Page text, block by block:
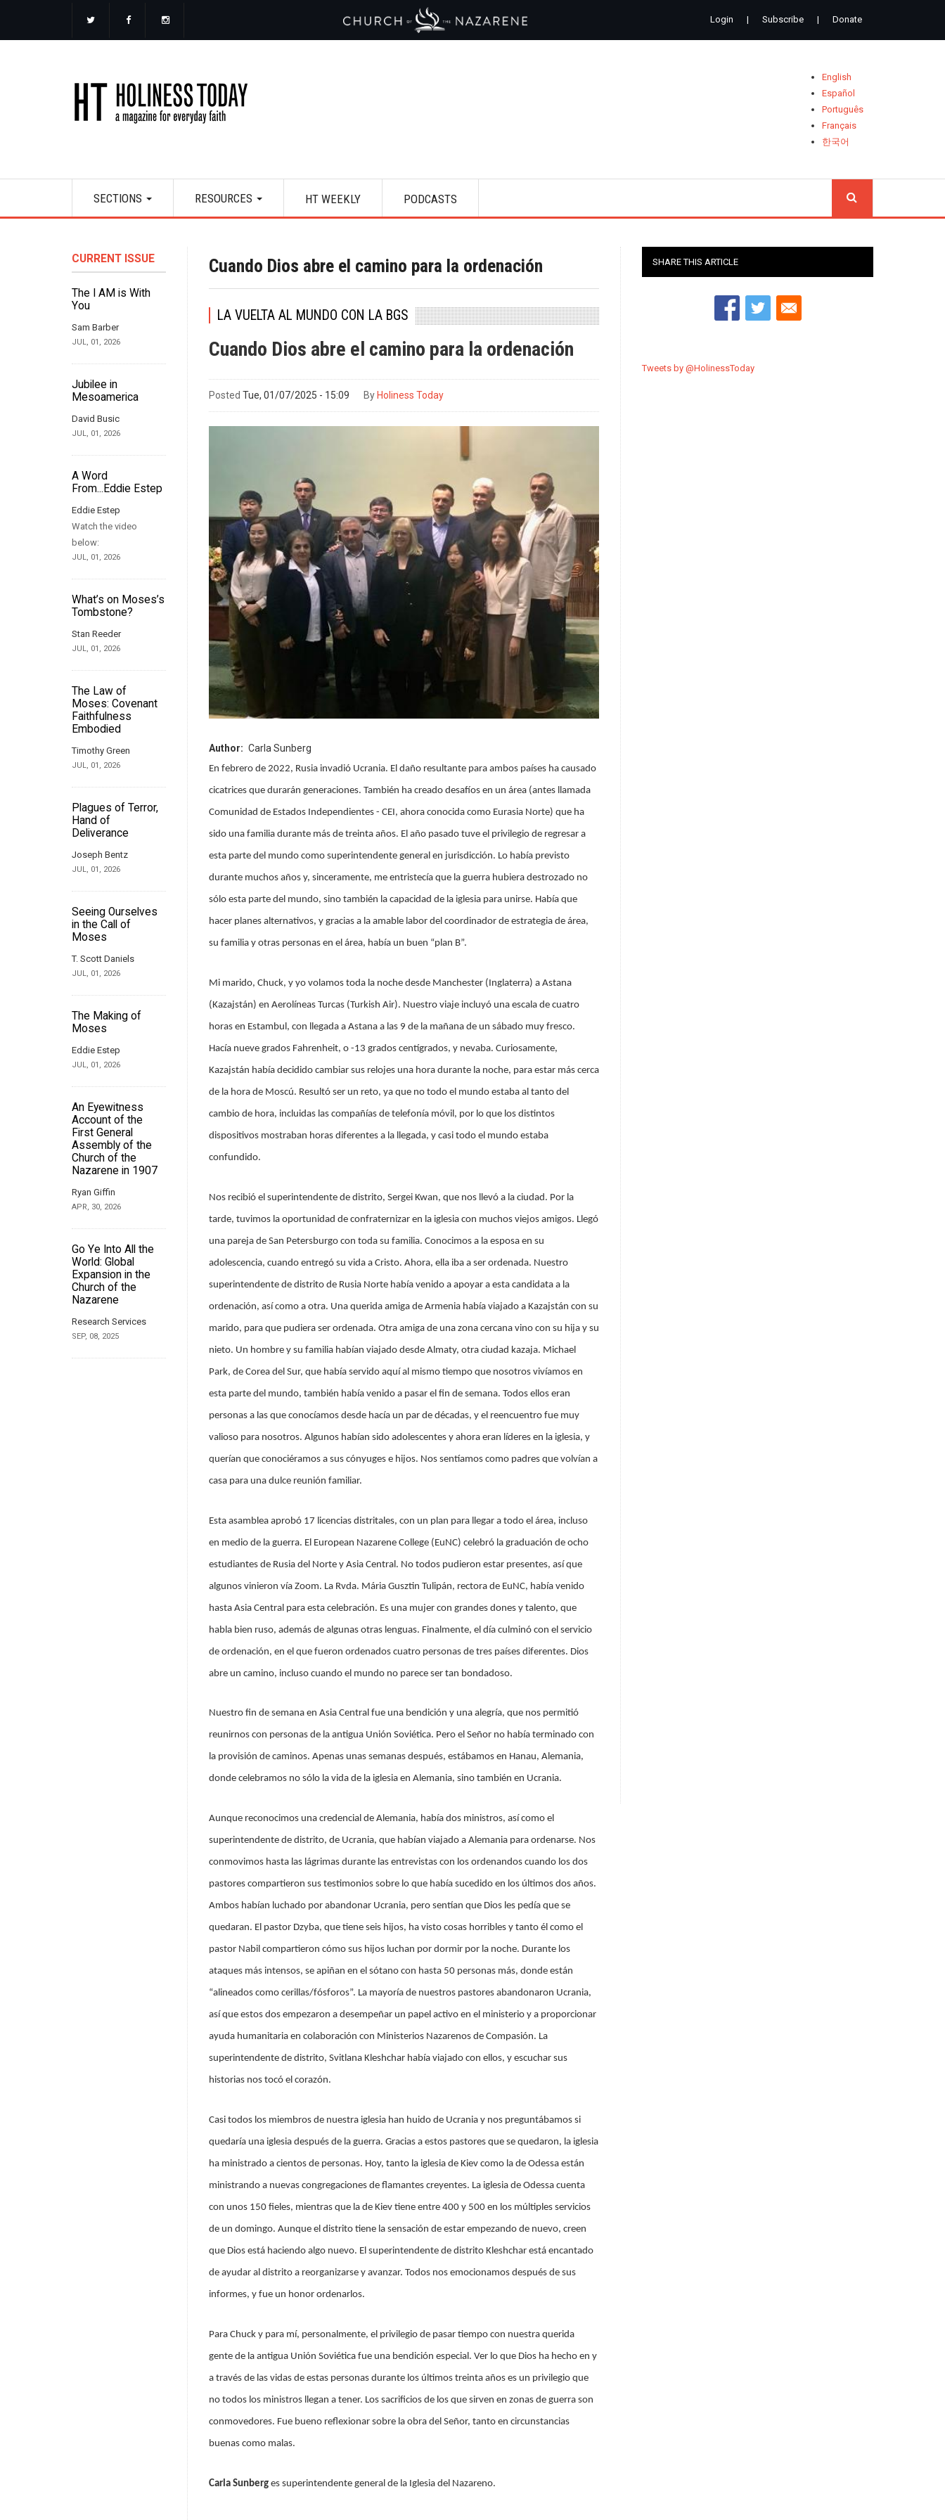
main
Login | Subscribe | Donate
English
Español
Português
Français
한국어
navigation
SECTIONS RESOURCES HT WEEKLY PODCASTS
CURRENT ISSUE
The I AM is With
You
Sam Barber
JUL, 01, 2026
Jubilee in
Mesoamerica
David Busic
JUL, 01, 2026
A Word
From...Eddie Estep
Eddie Estep
Watch the video
below:
JUL, 01, 2026
What’s on Moses’s
Tombstone?
Stan Reeder
JUL, 01, 2026
The Law of
Moses: Covenant
Faithfulness
Embodied
Timothy Green
JUL, 01, 2026
Plagues of Terror,
Hand of
Deliverance
Joseph Bentz
JUL, 01, 2026
Seeing Ourselves
in the Call of
Moses
T. Scott Daniels
JUL, 01, 2026
The Making of
Moses
Eddie Estep
JUL, 01, 2026
An Eyewitness
Account of the
First General
Assembly of the
Church of the
Nazarene in 1907
Ryan Giffin
APR, 30, 2026
Go Ye Into All the
World: Global
Expansion in the
Church of the
Nazarene
Research Services
SEP, 08, 2025
Cuando Dios abre el camino para la ordenación
LA VUELTA AL MUNDO CON LA BGS
Cuando Dios abre el camino para la ordenación
Posted Tue, 01/07/2025 - 15:09 By Holiness Today
Author Carla Sunberg
En febrero de 2022, Rusia invadió Ucrania. El daño resultante para ambos países ha causado
cicatrices que durarán generaciones. También ha creado desafíos en un área (antes llamada
Comunidad de Estados Independientes - CEI, ahora conocida como Eurasia Norte) que ha
sido una familia durante más de treinta años. El año pasado tuve el privilegio de regresar a
esta parte del mundo como superintendente general en jurisdicción. Lo había previsto
durante muchos años y, sinceramente, me entristecía que la guerra hubiera destrozado no
sólo esta parte del mundo, sino también la capacidad de la iglesia para unirse. Había que
hacer planes alternativos, y gracias a la amable labor del coordinador de estrategia de área,
su familia y otras personas en el área, había un buen “plan B”.
Mi marido, Chuck, y yo volamos toda la noche desde Manchester (Inglaterra) a Astana
(Kazajstán) en Aerolíneas Turcas (Turkish Air). Nuestro viaje incluyó una escala de cuatro
horas en Estambul, con llegada a Astana a las 9 de la mañana de un sábado muy fresco.
Hacía nueve grados Fahrenheit, o -13 grados centígrados, y nevaba. Curiosamente,
Kazajstán había decidido cambiar sus relojes una hora durante la noche, para estar más cerca
de la hora de Moscú. Resultó ser un reto, ya que no todo el mundo estaba al tanto del
cambio de hora, incluidas las compañías de telefonía móvil, por lo que los distintos
dispositivos mostraban horas diferentes a la llegada, y casi todo el mundo estaba
confundido.
Nos recibió el superintendente de distrito, Sergei Kwan, que nos llevó a la ciudad. Por la
tarde, tuvimos la oportunidad de confraternizar en la iglesia con muchos viejos amigos. Llegó
una pareja de San Petersburgo con toda su familia. Conocimos a la esposa en su
adolescencia, cuando entregó su vida a Cristo. Ahora, ella iba a ser ordenada. Nuestro
superintendente de distrito de Rusia Norte había venido a apoyar a esta candidata a la
ordenación, así como a otra. Una querida amiga de Armenia había viajado a Kazajstán con su
marido, para que pudiera ser ordenada. Otra amiga de una zona cercana vino con su hija y su
nieto. Un hombre y su familia habían viajado desde Almaty, otra ciudad kazaja. Michael
Park, de Corea del Sur, que había servido aquí al mismo tiempo que nosotros vivíamos en
esta parte del mundo, también había venido a pasar el fin de semana. Todos ellos eran
personas a las que conocíamos desde hacía un par de décadas, y el reencuentro fue muy
valioso para nosotros. Algunos habían sido adolescentes y ahora eran líderes en la iglesia, y
querían que conociéramos a sus cónyuges e hijos. Nos sentíamos como padres que volvían a
casa para una dulce reunión familiar.
Esta asamblea aprobó 17 licencias distritales, con un plan para llegar a todo el área, incluso
en medio de la guerra. El European Nazarene College (EuNC) celebró la graduación de ocho
estudiantes de Rusia del Norte y Asia Central. No todos pudieron estar presentes, así que
algunos vinieron vía Zoom. La Rvda. Mária Gusztin Tulipán, rectora de EuNC, había venido
hasta Asia Central para esta celebración. Es una mujer con grandes dones y talento, que
habla bien ruso, además de algunas otras lenguas. Finalmente, el día culminó con el servicio
de ordenación, en el que fueron ordenados cuatro personas de tres países diferentes. Dios
abre un camino, incluso cuando el mundo no parece ser tan bondadoso.
Nuestro fin de semana en Asia Central fue una bendición y una alegría, que nos permitió
reunirnos con personas de la antigua Unión Soviética. Pero el Señor no había terminado con
la provisión de caminos. Apenas unas semanas después, estábamos en Hanau, Alemania,
donde celebramos no sólo la vida de la iglesia en Alemania, sino también en Ucrania.
Aunque reconocimos una credencial de Alemania, había dos ministros, así como el
superintendente de distrito, de Ucrania, que habían viajado a Alemania para ordenarse. Nos
conmovimos hasta las lágrimas durante las entrevistas con los ordenandos cuando los dos
pastores compartieron sus testimonios sobre lo que había sucedido en los últimos dos años.
Ambos habían luchado por abandonar Ucrania, pero sentían que Dios les pedía que se
quedaran. El pastor Dzyba, que tiene seis hijos, ha visto cosas horribles y tanto él como el
pastor Nabil compartieron cómo sus hijos luchan por dormir por la noche. Durante los
ataques más intensos, se apiñan en el sótano con hasta 50 personas más, donde están
“alineados como cerillas/fósforos”. La mayoría de nuestros pastores abandonaron Ucrania,
así que estos dos empezaron a desempeñar un papel activo en el ministerio y a proporcionar
ayuda humanitaria en colaboración con Ministerios Nazarenos de Compasión. La
superintendente de distrito, Svitlana Kleshchar había viajado con ellos, y escuchar sus
historias nos tocó el corazón.
Casi todos los miembros de nuestra iglesia han huido de Ucrania y nos preguntábamos si
quedaría una iglesia después de la guerra. Gracias a estos pastores que se quedaron, la iglesia
ha ministrado a cientos de personas. Hoy, tanto la iglesia de Kiev como la de Odessa están
ministrando a nuevas congregaciones de flamantes creyentes. La iglesia de Odessa cuenta
con unos 150 fieles, mientras que la de Kiev tiene entre 400 y 500 en los múltiples servicios
de un domingo. Aunque el distrito tiene la sensación de estar empezando de nuevo, creen
que Dios está haciendo algo nuevo. El superintendente de distrito Kleshchar está encantado
de ayudar al distrito a reorganizarse y avanzar. Todos nos emocionamos después de sus
informes, y fue un honor ordenarlos.
Para Chuck y para mí, personalmente, el privilegio de pasar tiempo con nuestra querida
gente de la antigua Unión Soviética fue una bendición especial. Ver lo que Dios ha hecho en y
a través de las vidas de estas personas durante los últimos treinta años es un privilegio que
no todos los ministros llegan a tener. Los sacrificios de los que sirven en zonas de guerra son
conmovedores. Fue bueno reflexionar sobre la obra del Señor, tanto en circunstancias
buenas como malas.
Carla Sunberg es superintendente general de la Iglesia del Nazareno.
SHARE THIS ARTICLE
Tweets by @HolinessToday